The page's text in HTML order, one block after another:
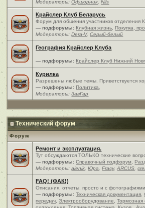
Модераторы:Офшорник ,Nils
Крайслер Клуб Беларусь
Форум для общения участников отделения
— подфорумы: Клубная жизнь Покупка,
Модераторы:Dera-V,Серый-белый
География Крайслер Клуба
— подфорумы: Крайслер Клуб Нижний
Курилка
Разрешены любые темы. Приветствуется
— подфорумы: Политика
Модераторы:ЗавГар
Технический форум
Форум
Ремонт и эксплуатация.
Тут обсуждаются ТОЛЬКО технические
— подфорумы: Справочный подфорум
Модераторы:alenik ,Юра ,Fracy,ARCUS ,
FAQ! (ФАК!)
Описания, отчеты, просто и c
— подфорумы: Техническая документация ,
передач ,Электрооборудование ,Тормозная